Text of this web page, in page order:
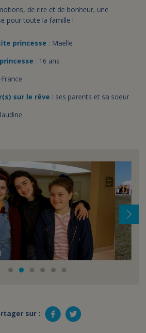
de rire et de bonheur, une
pour toute la famille !
princesse : Maëlle
: 16 ans
sur le rêve : ses parents et sa soeur
sur :